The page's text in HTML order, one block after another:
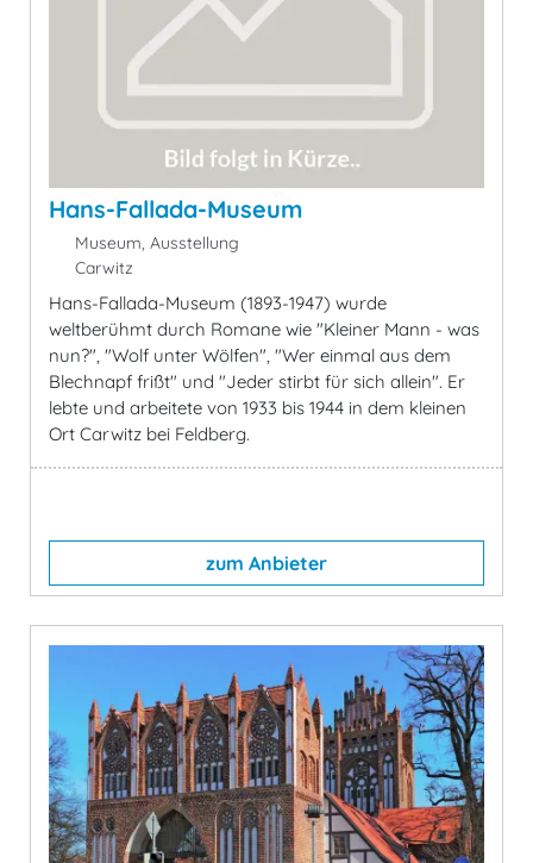
Hans-Fallada-Museum
Museum, Ausstellung
Carwitz
Hans-Fallada-Museum (1893-1947) wurde
weltberühmt durch Romane wie "Kleiner Mann - was
nun?", "Wolf unter Wölfen", "Wer einmal aus dem
Blechnapf frißt" und "Jeder stirbt für sich allein". Er
lebte und arbeitete von 1933 bis 1944 in dem kleinen
Ort Carwitz bei Feldberg.
zum Anbieter